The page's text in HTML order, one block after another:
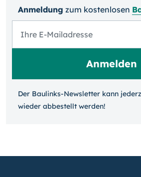
Anmeldung zum kosten­losen
Der Baulinks-Newsletter kann
wieder ab­bestellt werden!